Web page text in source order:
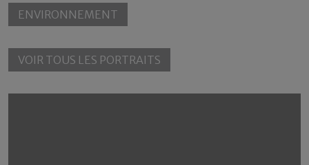
ENVIRONNEMENT
VOIR TOUS LES PORTRAITS